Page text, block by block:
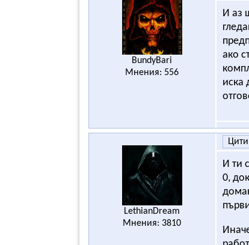
BundyBari
Мнения: 556
И аз
ако
иска
LethianDream
Мнения: 3810
И ти
0,